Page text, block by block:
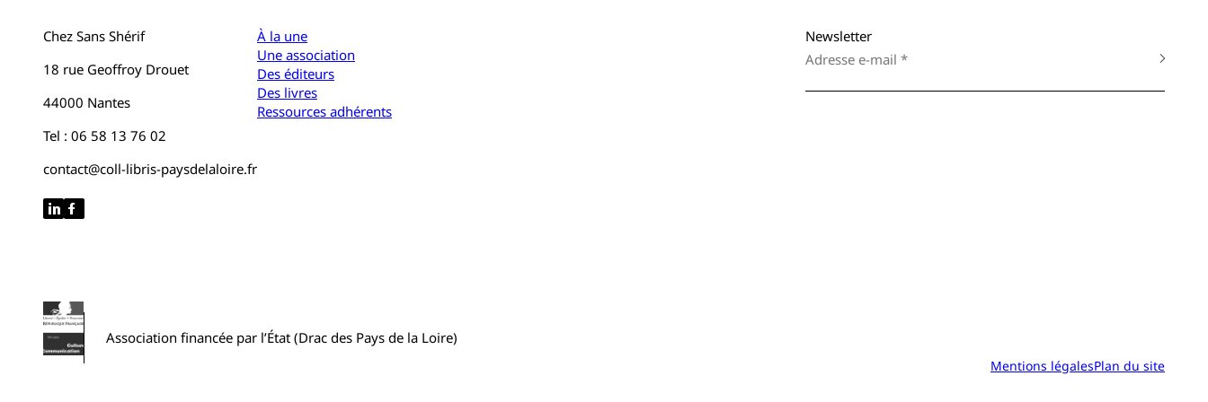
Chez Sans Shérif
18 rue Geoffroy Drouet
44000 Nantes
Tel : 06 58 13 76 02
contact@coll-libris-paysdelaloire.fr
À la une
Une association
Des éditeurs
Des livres
Ressources adhérents
Newsletter
Association financée par l’État (Drac des Pays de la Loire)
Mentions légalesPlan du site